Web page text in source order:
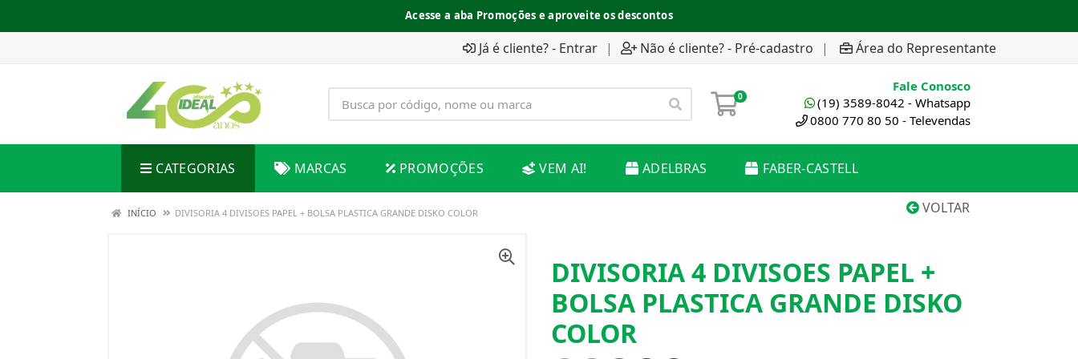
Acesse a aba Promoções e aproveite os descontos
Já é cliente? - Entrar | Não é cliente? - Pré-cadastro | Área do Representante
0
Fale Conosco
(19) 3589-8042 - Whatsapp
0800 770 80 50 - Televendas
CATEGORIAS MARCAS PROMOÇÕES VEM AI! ADELBRAS FABER-CASTELL
VOLTAR
INÍCIO DIVISORIA 4 DIVISOES PAPEL + BOLSA PLASTICA GRANDE DISKO COLOR
DIVISORIA 4 DIVISOES PAPEL +
BOLSA PLASTICA GRANDE DISKO
COLOR